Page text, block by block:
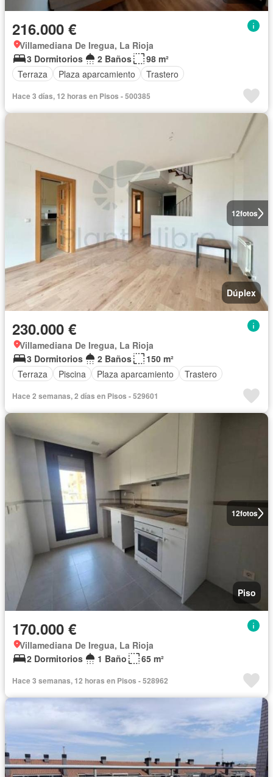
216.000 €
Villamediana De Iregua, La Rioja
3 Dormitorios
2 Baños
98 m²
Terraza
Plaza aparcamiento Trastero
Hace 3 días, 12 horas en Pisos - 500385
12fotos
Dúplex
230.000 €
Villamediana De Iregua, La Rioja
3 Dormitorios
2 Baños
150 m²
Terraza
Piscina Plaza aparcamiento Trastero
Hace 2 semanas, 2 días en Pisos - 529601
12fotos
Piso
170.000 €
Villamediana De Iregua, La Rioja
2 Dormitorios
1 Baño 65 m²
Hace 3 semanas, 12 horas en Pisos - 528962